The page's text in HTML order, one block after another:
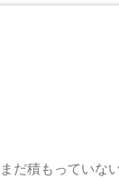
だ積もっていな